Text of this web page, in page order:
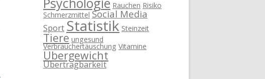
Rauchen Risiko
Schmerzmittel Social Media
Sport Statistik Steinzeit
Tiere ungesund
Verbrauchertäuschung Vitamine
Übergewicht
Übertragbarkeit